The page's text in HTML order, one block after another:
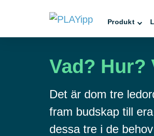
Produkt
Vad? Hur?
Det är dom tre
fram budskap till
dessa tre i de